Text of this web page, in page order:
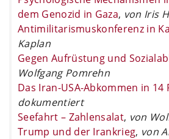
dem Genozid in Gaza, von Iris
Antimilitarismuskonferenz in
Kaplan
Gegen Aufrüstung und
Wolfgang Pomrehn
Das Iran-USA-Abkommen in 14
dokumentiert
Seefahrt – Zahlensalat, von
Trump und der Irankrieg, von